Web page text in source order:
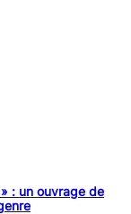
: un ouvrage de